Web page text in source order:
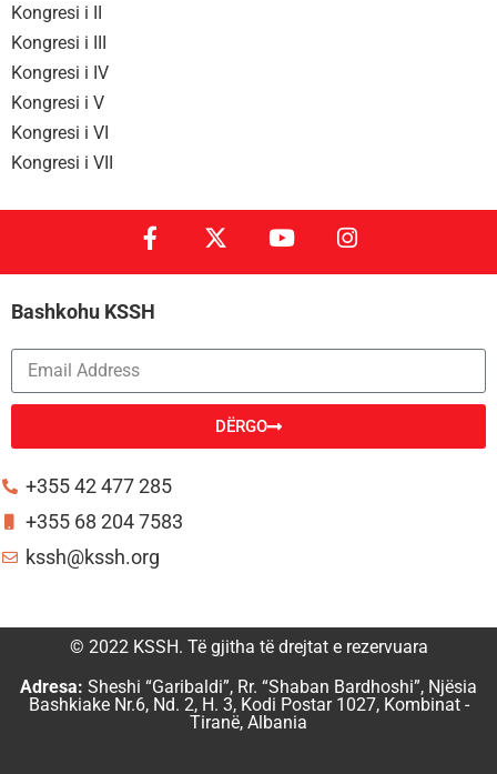
Kongresi i II
Kongresi i III
Kongresi i IV
Kongresi i V
Kongresi i VI
Kongresi i VII
Bashkohu KSSH
DËRGO
+355 42 477 285
+355 68 204 7583
kssh@kssh.org
© 2022 KSSH. Të gjitha të drejtat e rezervuara
Adresa: Sheshi “Garibaldi”, Rr. “Shaban Bardhoshi”, Njësia
Bashkiake Nr.6, Nd. 2, H. 3, Kodi Postar 1027, Kombinat -
Tiranë, Albania